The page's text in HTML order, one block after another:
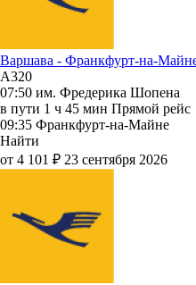
Варшава - Франкфурт-на-
A320
07:50 им. Фредерика Шопена
в пути 1 ч 45 мин Прямой рейс
09:35 Франкфурт-на-Майне
Найти
от 4 101 ₽ 23 сентября 2026